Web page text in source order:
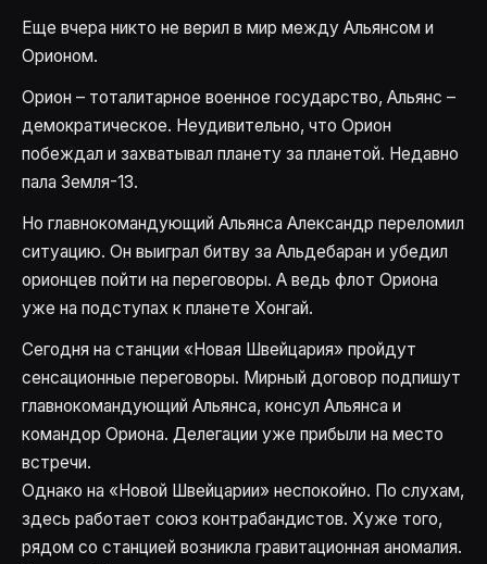
Еще вчера никто не верил в мир между Альянсом и
Орионом.
Орион – тоталитарное военное государство, Альянс –
демократическое. Неудивительно, что Орион
побеждал и захватывал планету за планетой. Недавно
пала Земля-13.
Но главнокомандующий Альянса Александр переломил
ситуацию. Он выиграл битву за Альдебаран и убедил
орионцев пойти на переговоры. А ведь флот Ориона
уже на подступах к планете Хонгай.
Сегодня на станции «Новая Швейцария» пройдут
сенсационные переговоры. Мирный договор подпишут
главнокомандующий Альянса, консул Альянса и
командор Ориона. Делегации уже прибыли на место
встречи.
Однако на «Новой Швейцарии» неспокойно. По слухам,
здесь работает союз контрабандистов. Хуже того,
рядом со станцией возникла гравитационная аномалия.